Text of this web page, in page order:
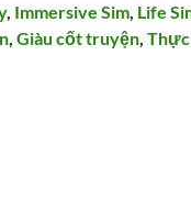
, Immersive Sim, Life
,Giàu cốt truyện,